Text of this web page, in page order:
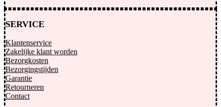
SERVICE
Klantenservice
Zakelijke klant worden
Bezorgkosten
Bezorgingstijden
Garantie
Retourneren
Contact